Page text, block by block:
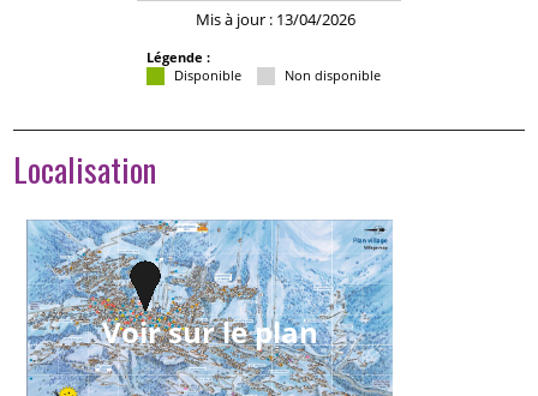
Mis à jour : 13/04/2026
Légende :
Disponible
Non disponible
Localisation
Voir sur le plan